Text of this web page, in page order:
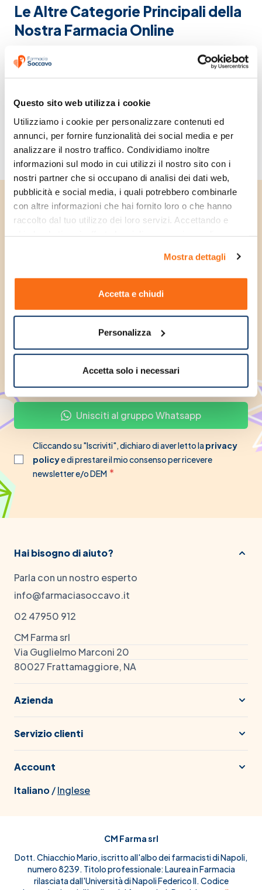
Questo sito web utilizza i cookie
Utilizziamo i cookie per personalizzare contenuti ed
annunci, per fornire funzionalità dei social media e per
analizzare il nostro traffico. Condividiamo inoltre
informazioni sul modo in cui utilizzi il nostro sito con i
nostri partner che si occupano di analisi dei dati web,
pubblicità e social media, i quali potrebbero combinarle
con altre informazioni che hai fornito loro o che hanno
raccolto dal tuo utilizzo dei loro servizi. Accettando e
Mostra dettagli
Accetta e chiudi
Personalizza
Accetta solo i necessari
Le Altre Categorie Principali della
Nostra Farmacia Online
Farmaci on line
Farmaci per colite e dolori
Farmaci per allergie
Farmaci per tosse grassa
sovrappeso
Unisciti alla community e
ricevi subito uno
sconto di benvenuto
sconto di benvenutosul tuo primo
acquisto e tanti altri vantaggi esclusivi.
Indirizzo email
Unisciti al gruppo Whatsapp
Cliccando su "Iscriviti", dichiaro di aver letto la privacy
policye di prestare il mio consenso per ricevere
newsletter e/o DEM
Hai bisogno di aiuto?
Parla con un nostro esperto
info@farmaciasoccavo.it
02 47950 912
CM Farma srl
Via Guglielmo Marconi 20
80027 Frattamaggiore, NA
Azienda
Servizio clienti
Account
Italiano/Inglese
CM Farma srl
Dott. Chiacchio Mario, iscritto all'albo dei farmacisti di Napoli,
numero 8239. Titolo professionale: Laurea in Farmacia
rilasciata dall'Università di Napoli Federico II. Codice